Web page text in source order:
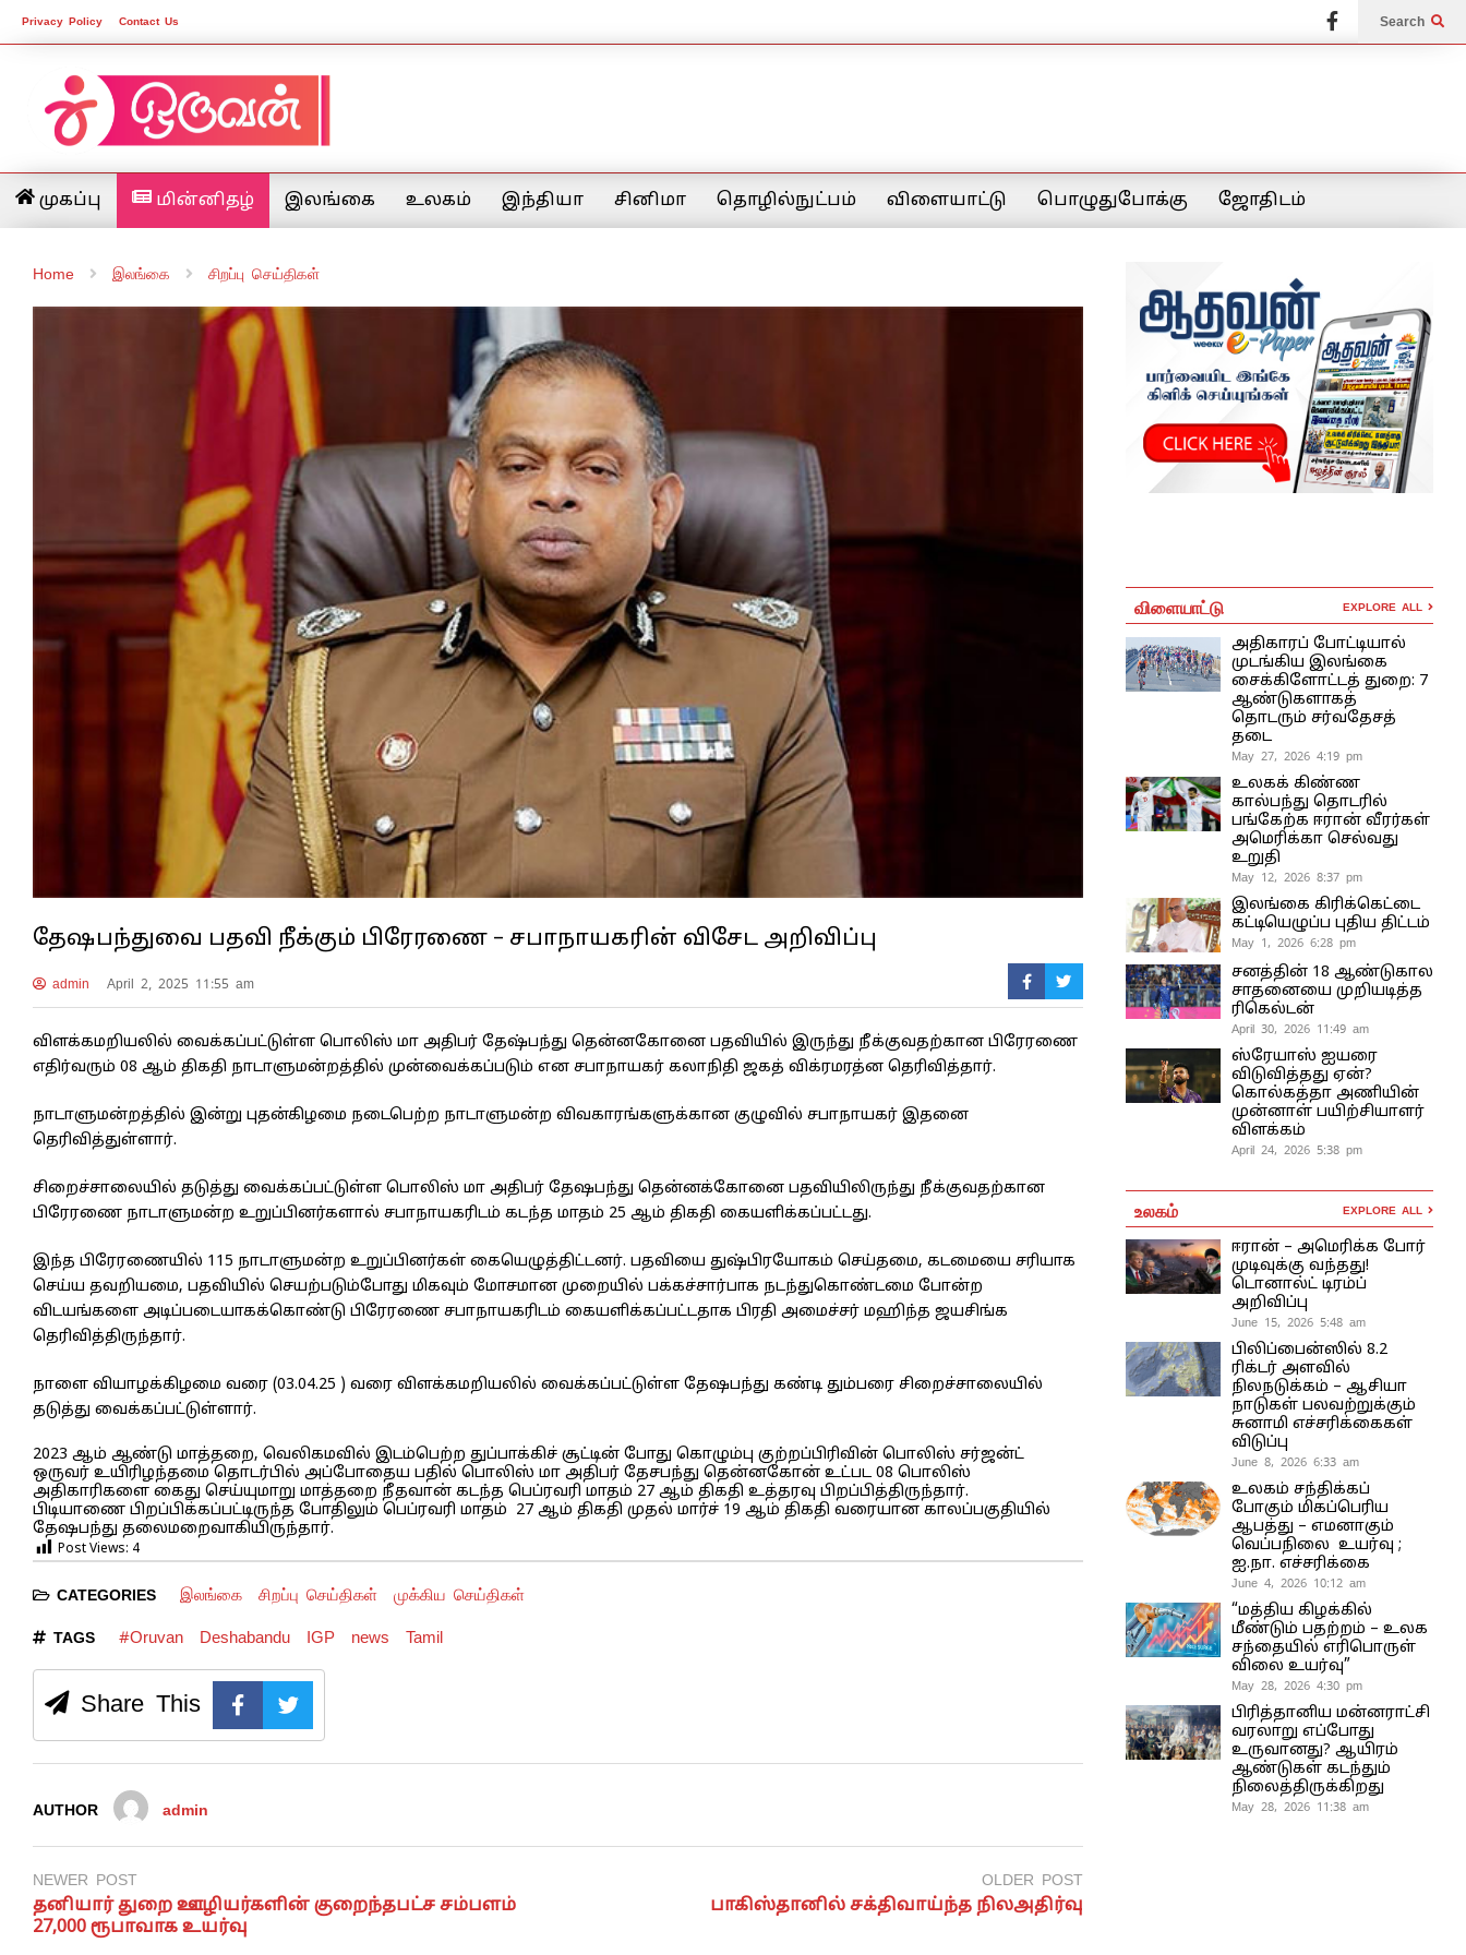
Privacy Policy Contact Us Search
முகப்பு மின்னிதழ் இலங்கை உலகம் இந்தியா சினிமா தொழில்நுட்பம் விளையாட்டு பொழுதுபோக்கு ஜோதிடம்
Home இலங்கை சிறப்பு செய்திகள்
தேஷபந்துவை பதவி நீக்கும் பிரேரணை – சபாநாயகரின் விசேட அறிவிப்பு
admin April 2, 2025 11:55 am
விளக்கமறியலில் வைக்கப்பட்டுள்ள பொலிஸ் மா அதிபர் தேஷ்பந்து தென்னகோனை பதவியில் இருந்து நீக்குவதற்கான பிரேரணை
எதிர்வரும் 08 ஆம் திகதி நாடாளுமன்றத்தில் முன்வைக்கப்படும் என சபாநாயகர் கலாநிதி ஜகத் விக்ரமரத்ன தெரிவித்தார்.
நாடாளுமன்றத்தில் இன்று புதன்கிழமை நடைபெற்ற நாடாளுமன்ற விவகாரங்களுக்கான குழுவில் சபாநாயகர் இதனை
தெரிவித்துள்ளார்.
சிறைச்சாலையில் தடுத்து வைக்கப்பட்டுள்ள பொலிஸ் மா அதிபர் தேஷபந்து தென்னக்கோனை பதவியிலிருந்து நீக்குவதற்கான
பிரேரணை நாடாளுமன்ற உறுப்பினர்களால் சபாநாயகரிடம் கடந்த மாதம் 25 ஆம் திகதி கையளிக்கப்பட்டது.
இந்த பிரேரணையில் 115 நாடாளுமன்ற உறுப்பினர்கள் கையெழுத்திட்டனர். பதவியை துஷ்பிரயோகம் செய்தமை, கடமையை சரியாக
செய்ய தவறியமை, பதவியில் செயற்படும்போது மிகவும் மோசமான முறையில் பக்கச்சார்பாக நடந்துகொண்டமை போன்ற
விடயங்களை அடிப்படையாகக்கொண்டு பிரேரணை சபாநாயகரிடம் கையளிக்கப்பட்டதாக பிரதி அமைச்சர் மஹிந்த ஜயசிங்க
தெரிவித்திருந்தார்.
நாளை வியாழக்கிழமை வரை (03.04.25 ) வரை விளக்கமறியலில் வைக்கப்பட்டுள்ள தேஷபந்து கண்டி தும்பரை சிறைச்சாலையில்
தடுத்து வைக்கப்பட்டுள்ளார்.
2023 ஆம் ஆண்டு மாத்தறை, வெலிகமவில் இடம்பெற்ற துப்பாக்கிச் சூட்டின் போது கொழும்பு குற்றப்பிரிவின் பொலிஸ் சர்ஜன்ட்
ஒருவர் உயிரிழந்தமை தொடர்பில் அப்போதைய பதில் பொலிஸ் மா அதிபர் தேசபந்து தென்னகோன் உட்பட 08 பொலிஸ்
அதிகாரிகளை கைது செய்யுமாறு மாத்தறை நீதவான் கடந்த பெப்ரவரி மாதம் 27 ஆம் திகதி உத்தரவு பிறப்பித்திருந்தார்.
பிடியாணை பிறப்பிக்கப்பட்டிருந்த போதிலும் பெப்ரவரி மாதம் 27 ஆம் திகதி முதல் மார்ச் 19 ஆம் திகதி வரையான காலப்பகுதியில்
தேஷபந்து தலைமறைவாகியிருந்தார்.
Post Views: 4
CATEGORIES இலங்கை சிறப்பு செய்திகள் முக்கிய செய்திகள்
TAGS #Oruvan Deshabandu IGP news Tamil
Share This
AUTHOR admin
NEWER POST
தனியார் துறை ஊழியர்களின் குறைந்தபட்ச சம்பளம்
27,000 ரூபாவாக உயர்வு
OLDER POST
பாகிஸ்தானில் சக்திவாய்ந்த நிலஅதிர்வு
விளையாட்டு EXPLORE ALL
அதிகாரப் போட்டியால்
முடங்கிய இலங்கை
சைக்கிளோட்டத் துறை: 7
ஆண்டுகளாகத்
தொடரும் சர்வதேசத்
தடை
May 27, 2026 4:19 pm
உலகக் கிண்ண
கால்பந்து தொடரில்
பங்கேற்க ஈரான் வீரர்கள்
அமெரிக்கா செல்வது
உறுதி
May 12, 2026 8:37 pm
இலங்கை கிரிக்கெட்டை
கட்டியெழுப்ப புதிய திட்டம்
May 1, 2026 6:28 pm
சனத்தின் 18 ஆண்டுகால
சாதனையை முறியடித்த
ரிகெல்டன்
April 30, 2026 11:49 am
ஸ்ரேயாஸ் ஐயரை
விடுவித்தது ஏன்?
கொல்கத்தா அணியின்
முன்னாள் பயிற்சியாளர்
விளக்கம்
April 24, 2026 5:38 pm
உலகம் EXPLORE ALL
ஈரான் – அமெரிக்க போர்
முடிவுக்கு வந்தது!
டொனால்ட் டிரம்ப்
அறிவிப்பு
June 15, 2026 5:48 am
பிலிப்பைன்ஸில் 8.2
ரிக்டர் அளவில்
நிலநடுக்கம் – ஆசியா
நாடுகள் பலவற்றுக்கும்
சுனாமி எச்சரிக்கைகள்
விடுப்பு
June 8, 2026 6:33 am
உலகம் சந்திக்கப்
போகும் மிகப்பெரிய
ஆபத்து – எமனாகும்
வெப்பநிலை உயர்வு ;
ஐ.நா. எச்சரிக்கை
June 4, 2026 10:12 am
“மத்திய கிழக்கில்
மீண்டும் பதற்றம் – உலக
சந்தையில் எரிபொருள்
விலை உயர்வு”
May 28, 2026 4:30 pm
பிரித்தானிய மன்னராட்சி
வரலாறு எப்போது
உருவானது? ஆயிரம்
ஆண்டுகள் கடந்தும்
நிலைத்திருக்கிறது
May 28, 2026 11:38 am